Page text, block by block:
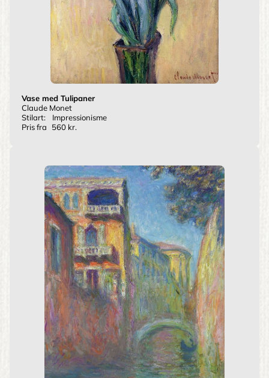
Vase med Tulipaner
Claude Monet
Stilart:
Impressionisme
Pris fra
560 kr.